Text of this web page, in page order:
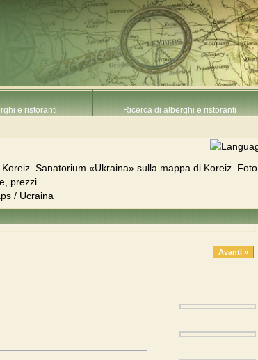
e ristoranti Ricerca di alberghi e ristoranti
Sanatorium «Ukraina» sulla mappa di Koreiz. Foto,
prezzi.
/ Ucraina
Avanti »